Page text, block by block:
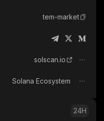
tem-market
solscan.io
Solana Ecosystem
24H